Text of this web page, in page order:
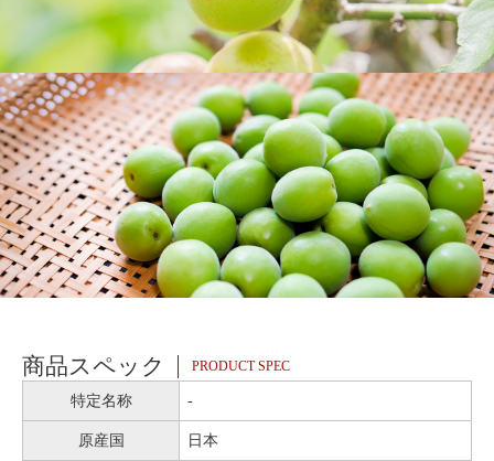
商品スペック PRODUCT SPEC
特定名称 -
原産国 日本